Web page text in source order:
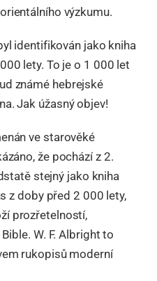
výzkumu.
identifikován jako kniha
lety. To je o 1 000 let
známé hebrejské
Jak úžasný objev!
ve starověké
že pochází z 2.
stejný jako kniha
z doby před 2 000 lety,
prozřetelností,
W. F. Albright to
rukopisů moderní